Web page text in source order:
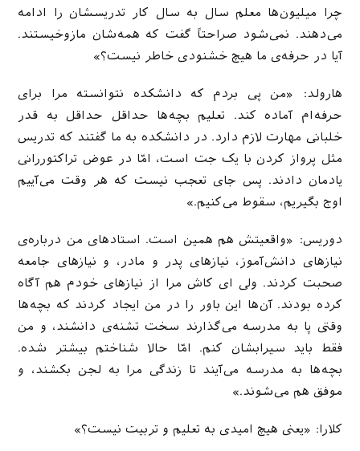
چرا میلیون‌ها معلم سال به سال کار تدریسشان را ادامه
می‌دهند. نمی‌شود صراحتاً گفت که همه‌شان مازوخیستند.
آیا در حرفه‌ی ما هیچ خشنودی خاطر نیست؟»
هارولد: «من پی بردم که دانشکده نتوانسته مرا برای
حرفه‌ام آماده کند. تعلیم بچه‌ها حداقل حداقل به قدر
خلبانی مهارت لازم دارد. در دانشکده به ما گفتند که تدریس
مثل پرواز کردن با یک جت است، امّا در عوض تراکتوررانی
یادمان دادند. پس جای تعجب نیست که هر وقت می‌آییم
اوج بگیریم، سقوط می‌کنیم.»
دوریس: «واقعیتش هم همین است. استادهای من درباره‌ی
نیازهای دانش‌آموز، نیازهای پدر و مادر، و نیازهای جامعه
صحبت کردند. ولی ای کاش مرا از نیازهای خودم هم آگاه
کرده بودند. آن‌ها این باور را در من ایجاد کردند که بچه‌ها
وقتی پا به مدرسه می‌گذارند سخت تشنه‌ی دانشند، و من
فقط باید سیرابشان کنم. امّا حالا شناختم بیشتر شده.
بچه‌ها به مدرسه می‌آیند تا زندگی مرا به لجن بکشند، و
موفق هم می‌شوند.»
کلارا: «یعنی هیچ امیدی به تعلیم و تربیت نیست؟»